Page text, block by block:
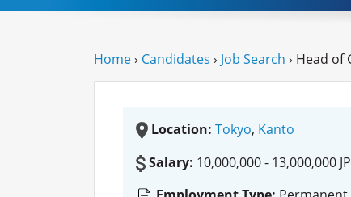
Home› Candidates › Job Search › Head of
Location: Tokyo, Kanto
Salary: 10,000,000 - 13,000,000